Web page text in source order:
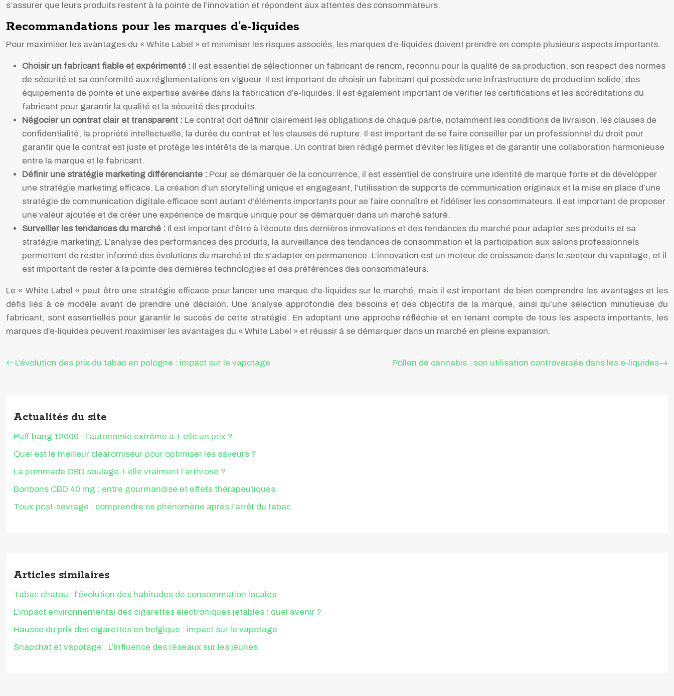
s’assurer que leurs produits restent à la pointe de l’innovation et répondent aux attentes des consommateurs.
Recommandations pour les marques d’e-liquides
Pour maximiser les avantages du « White Label » et minimiser les risques associés, les marques d’e-liquides doivent prendre en compte plusieurs aspects importants.
Choisir un fabricant fiable et expérimenté : Il est essentiel de sélectionner un fabricant de renom, reconnu pour la qualité de sa production, son respect des normes
de sécurité et sa conformité aux réglementations en vigueur. Il est important de choisir un fabricant qui possède une infrastructure de production solide, des
équipements de pointe et une expertise avérée dans la fabrication d’e-liquides. Il est également important de vérifier les certifications et les accréditations du
fabricant pour garantir la qualité et la sécurité des produits.
Négocier un contrat clair et transparent : Le contrat doit définir clairement les obligations de chaque partie, notamment les conditions de livraison, les clauses de
confidentialité, la propriété intellectuelle, la durée du contrat et les clauses de rupture. Il est important de se faire conseiller par un professionnel du droit pour
garantir que le contrat est juste et protège les intérêts de la marque. Un contrat bien rédigé permet d’éviter les litiges et de garantir une collaboration harmonieuse
entre la marque et le fabricant.
Définir une stratégie marketing différenciante : Pour se démarquer de la concurrence, il est essentiel de construire une identité de marque forte et de développer
une stratégie marketing efficace. La création d’un storytelling unique et engageant, l’utilisation de supports de communication originaux et la mise en place d’une
stratégie de communication digitale efficace sont autant d’éléments importants pour se faire connaître et fidéliser les consommateurs. Il est important de proposer
une valeur ajoutée et de créer une expérience de marque unique pour se démarquer dans un marché saturé.
Surveiller les tendances du marché : Il est important d’être à l’écoute des dernières innovations et des tendances du marché pour adapter ses produits et sa
stratégie marketing. L’analyse des performances des produits, la surveillance des tendances de consommation et la participation aux salons professionnels
permettent de rester informé des évolutions du marché et de s’adapter en permanence. L’innovation est un moteur de croissance dans le secteur du vapotage, et il
est important de rester à la pointe des dernières technologies et des préférences des consommateurs.
Le « White Label » peut être une stratégie efficace pour lancer une marque d’e-liquides sur le marché, mais il est important de bien comprendre les avantages et les
défis liés à ce modèle avant de prendre une décision. Une analyse approfondie des besoins et des objectifs de la marque, ainsi qu’une sélection minutieuse du
fabricant, sont essentielles pour garantir le succès de cette stratégie. En adoptant une approche réfléchie et en tenant compte de tous les aspects importants, les
marques d’e-liquides peuvent maximiser les avantages du « White Label » et réussir à se démarquer dans un marché en pleine expansion.
L’évolution des prix du tabac en pologne : impact sur le vapotage Pollen de cannabis : son utilisation controversée dans les e-liquides
Actualités du site
Puff bang 12000 : l’autonomie extrême a-t-elle un prix ?
Quel est le meilleur clearomiseur pour optimiser les saveurs ?
La pommade CBD soulage-t-elle vraiment l’arthrose ?
Bonbons CBD 40 mg : entre gourmandise et effets thérapeutiques
Toux post-sevrage : comprendre ce phénomène après l’arrêt du tabac
Articles similaires
Tabac chatou : l’évolution des habitudes de consommation locales
L’impact environnemental des cigarettes électroniques jetables : quel avenir ?
Hausse du prix des cigarettes en belgique : impact sur le vapotage
Snapchat et vapotage : L’Influence des réseaux sur les jeunes